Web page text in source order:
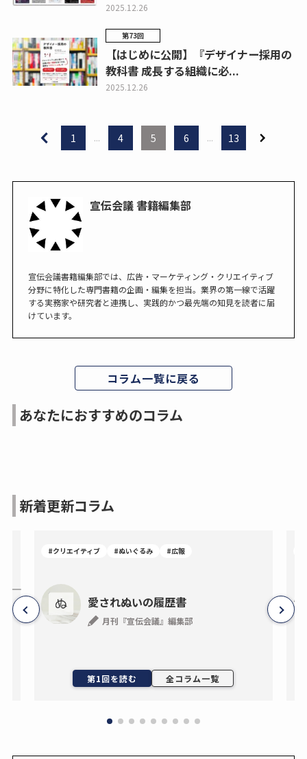
2025.12.26
第73回
【はじめに公開】『デザイナー採用の
教科書 成長する組織に必...
2025.12.26
1 ... 4 5 6 ... 13
宣伝会議 書籍編集部
宣伝会議書籍編集部では、広告・マーケティング・クリエイティブ
分野に特化した専門書籍の企画・編集を担当。業界の第一線で活躍
する実務家や研究者と連携し、実践的かつ最先端の知見を読者に届
けています。
コラム一覧に戻る
あなたにおすすめのコラム
新着更新コラム
#クリエイティブ #ぬいぐるみ #広報
愛されぬいの履歴書
月刊『宣伝会議』編集部
第1回を読む 全コラム一覧